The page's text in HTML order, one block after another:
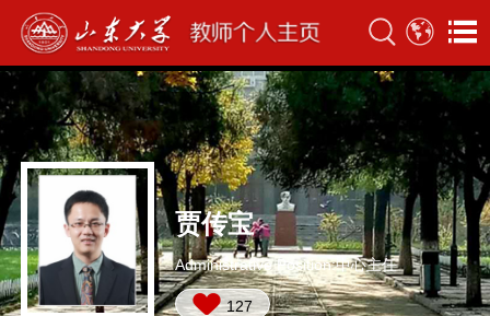
贾传宝
Administrative Position:中心主任
127